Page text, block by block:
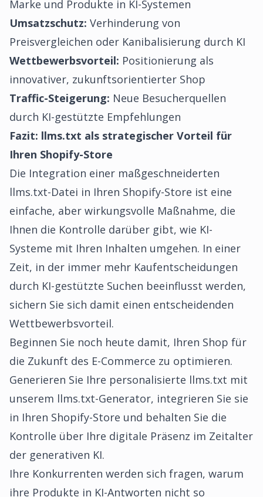
Marke und Produkte in KI-Systemen
Umsatzschutz: Verhinderung von
Preisvergleichen oder Kanibalisierung durch KI
Wettbewerbsvorteil: Positionierung als
innovativer, zukunftsorientierter Shop
Traffic-Steigerung: Neue Besucherquellen
durch KI-gestützte Empfehlungen
Fazit: llms.txt als strategischer Vorteil für
Ihren Shopify-Store
Die Integration einer maßgeschneiderten
llms.txt-Datei in Ihren Shopify-Store ist eine
einfache, aber wirkungsvolle Maßnahme, die
Ihnen die Kontrolle darüber gibt, wie KI-
Systeme mit Ihren Inhalten umgehen. In einer
Zeit, in der immer mehr Kaufentscheidungen
durch KI-gestützte Suchen beeinflusst werden,
sichern Sie sich damit einen entscheidenden
Wettbewerbsvorteil.
Beginnen Sie noch heute damit, Ihren Shop für
die Zukunft des E-Commerce zu optimieren.
Generieren Sie Ihre personalisierte llms.txt mit
unserem llms.txt-Generator, integrieren Sie sie
in Ihren Shopify-Store und behalten Sie die
Kontrolle über Ihre digitale Präsenz im Zeitalter
der generativen KI.
Ihre Konkurrenten werden sich fragen, warum
ihre Produkte in KI-Antworten nicht so